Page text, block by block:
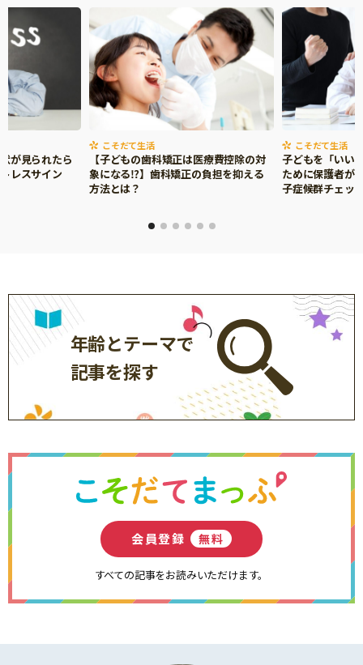
が見られたら
レスサイン
こそだて生活
【子どもの歯科矯正は医療費控除の対
象になる⁉】歯科矯正の負担を抑える
方法とは？
こそだて生活
子どもを「いい
ために保護者が
子症候群チェッ
年齢とテーマで
記事を探す
会員登録 無料
すべての記事をお読みいただけます。